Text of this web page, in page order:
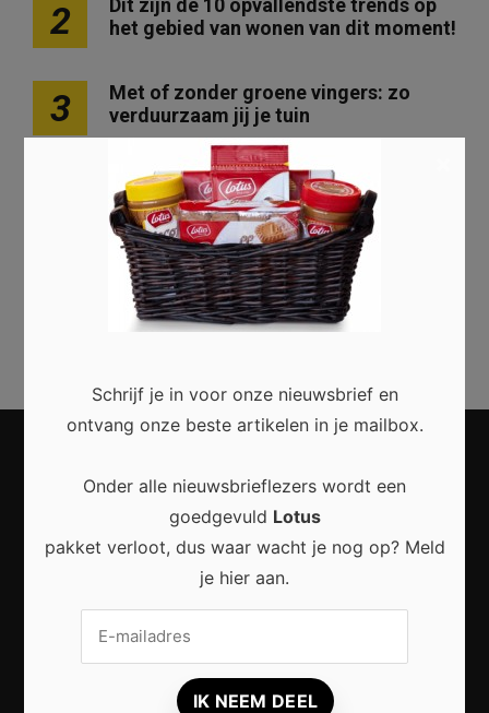
2
Dit zijn de 10 opvallendste trends op
het gebied van wonen van dit moment!
3
Met of zonder groene vingers: zo
verduurzaam jij je tuin
Hoeveel lagen verf heb je nodig?
Kunststof deuren: kwaliteit en design
voor jouw huis
Schrijf je in voor onze nieuwsbrief en
ontvang onze beste artikelen in je mailbox.
Onder alle nieuwsbrieflezers wordt een
goedgevuld Lotus
pakket verloot, dus waar wacht je nog op? Meld
je hier aan.